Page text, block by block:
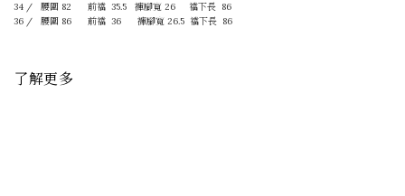
34 / 腰圍 82 前襠 35.5 褲腳寬 26 襠下長 86
36 / 腰圍 86 前襠 36 褲腳寬 26.5 襠下長 86
了解更多